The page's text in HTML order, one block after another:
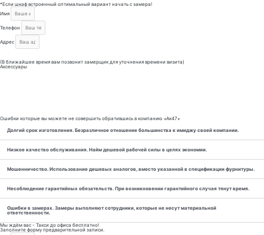
*Если шкаф встроенный оптимальный вариант начать с замера!
Имя
Телефон
Адрес
(В ближайшее время вам позвонит замерщик для уточнения времени визита)
Аксессуары
Ошибки которые вы можете не совершить обратившись в компанию ⋆Ак47⋆
Долгий срок изготовления. Безразличное отношение большинства к имиджу своей компании.
Низкое качество обслуживания. Найм дешевой рабочей силы в целях экономии.
Мошенничество. Использование дешевых аналогов, вместо указанной в спецификации фурнитуры.
Несоблюдение гарантийных обязательств. При возникновении гарантийного случая тянут время.
Ошибки в замерах. Замеры выполняют сотрудники, которые не несут материальной
ответственности.
Мы ждём вас - Такси до офиса бесплатно!
Заполните форму предварительной записи.